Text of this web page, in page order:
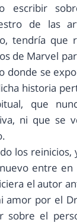
escribir
de las
tendría que
de Marvel
donde se
historia
que
ni que se
los reinicios,
entre en
el autor
amor por el
sobre el